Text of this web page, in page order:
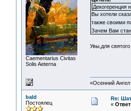
Сaementarius Civitas
Solis Aeterna
Декогеренция
Вы хотели
также своими
Зачем Вам
Увы,для
«Осенний Ангел
bald
Постоялец
Re:
«